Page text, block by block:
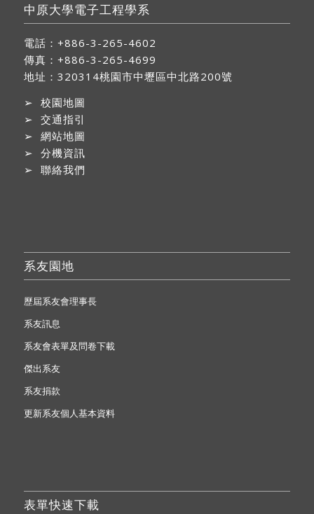
中原大學電子工程學系
電話：+886-3-265-4602
傳真：+886-3-265-4699
地址： 320314桃園市中壢區中北路200號
➢ 校園地圖
➢ 交通指引
➢ 網站地圖
➢ 分機資訊
➢ 聯絡我們
系友園地
歷屆系友會理事長
系友訊息
系友會表單及問卷下載
傑出系友
系友捐款
更新系友個人基本資料
表單快速下載